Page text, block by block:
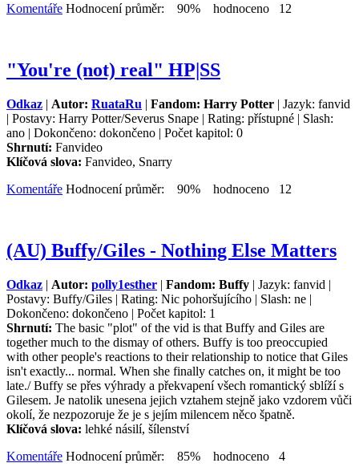
Komentáře Hodnocení průměr: 90% hodnoceno 12
"You're (not) real" HP|SS
Odkaz | Autor: RuataRu | Fandom: Harry Potter | Jazyk: fanvid
| Postavy: Harry Potter/Severus Snape | Rating: přístupné | Slash:
ano | Dokončeno: dokončeno | Počet kapitol: 0
Shrnutí: Fanvideo
Klíčová slova: Fanvideo, Snarry
Komentáře Hodnocení průměr: 90% hodnoceno 12
(AU) Buffy/Giles - Nothing Else Matters
Odkaz | Autor: polly1esther | Fandom: Buffy | Jazyk: fanvid |
Postavy: Buffy/Giles | Rating: Nic pohoršujícího | Slash: ne |
Dokončeno: dokončeno | Počet kapitol: 1
Shrnutí: The basic "plot" of the vid is that Buffy and Giles are
together much to the dismay of others. Buffy is too preoccupied
with other people's reactions to their relationship to notice that Giles
isn't exactly... normal. When she finally catches on, it might be too
late./ Buffy se přes výhrady a překvapení všech romantický sblíží s
Gilesem. Je natolik unesena jejich vztahem stejně jako vzdorem vůči
okolí, že nezpozoruje že je s jejím milencem něco špatně.
Klíčová slova: lehké násilí, šílenství
Komentáře Hodnocení průměr: 85% hodnoceno 4